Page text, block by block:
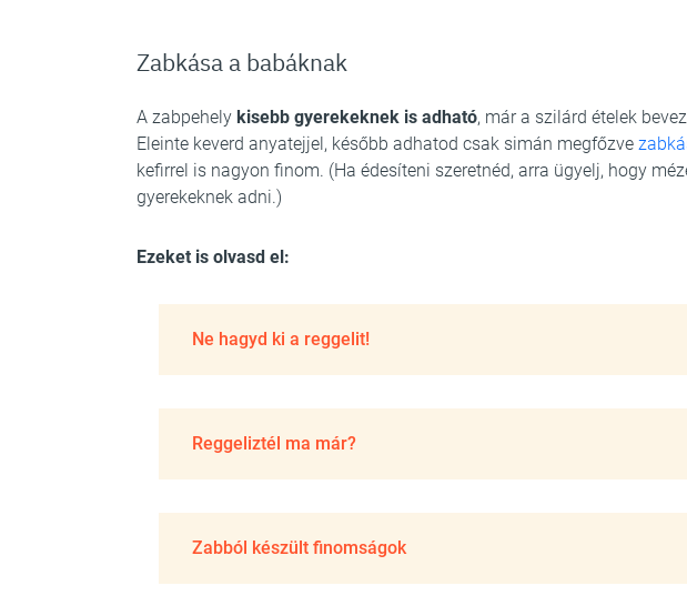
Zabkása a babáknak
A zabpehely kisebb gyerekeknek is adható, már a szilárd ételek
Eleinte keverd anyatejjel, később adhatod csak simán megfőzve
kefirrel is nagyon finom. (Ha édesíteni szeretnéd, arra ügyelj, hogy
gyerekeknek adni.)
Ezeket is olvasd el:
Ne hagyd ki a reggelit!
Reggeliztél ma már?
Zabból készült finomságok